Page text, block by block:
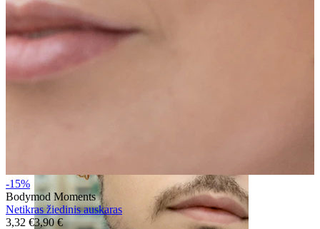
Poodinis
-15%
Bodymod Moments
Netikras žiedinis auskaras
3,32 €3,90 €